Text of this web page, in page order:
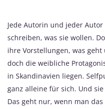
Jede Autorin und jeder
schreiben, was sie wollen.
ihre Vorstellungen, was
doch die weibliche
in Skandinavien liegen.
ganz alleine für sich. Und
Das geht nur, wenn man